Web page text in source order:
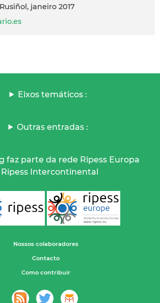
Rusiñol, janeiro 2017
Eixos temáticos :
Outras entradas :
faz parte da rede Ripess Europa
Ripess Intercontinental
Nossos colaboradores
Contacto
Como contribuir